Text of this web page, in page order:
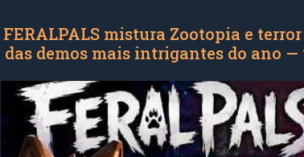
FERALPALS mistura Zootopia e
das demos mais intrigantes do ano